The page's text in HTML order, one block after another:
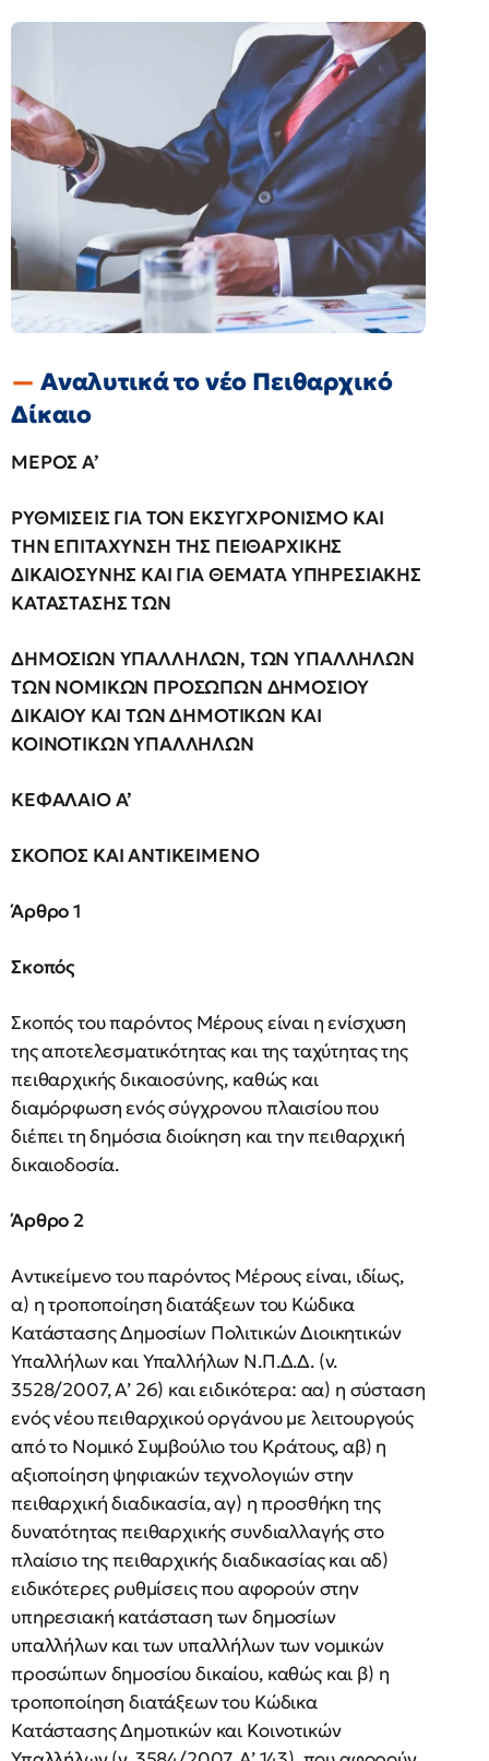
Αναλυτικά το νέο Πειθαρχικό
Δίκαιο
ΜΕΡΟΣ Α’
ΡΥΘΜΙΣΕΙΣ ΓΙΑ ΤΟΝ ΕΚΣΥΓΧΡΟΝΙΣΜΟ ΚΑΙ
ΤΗΝ ΕΠΙΤΑΧΥΝΣΗ ΤΗΣ ΠΕΙΘΑΡΧΙΚΗΣ
ΔΙΚΑΙΟΣΥΝΗΣ ΚΑΙ ΓΙΑ ΘΕΜΑΤΑ ΥΠΗΡΕΣΙΑΚΗΣ
ΚΑΤΑΣΤΑΣΗΣ ΤΩΝ
ΔΗΜΟΣΙΩΝ ΥΠΑΛΛΗΛΩΝ, ΤΩΝ ΥΠΑΛΛΗΛΩΝ
ΤΩΝ ΝΟΜΙΚΩΝ ΠΡΟΣΩΠΩΝ ΔΗΜΟΣΙΟΥ
ΔΙΚΑΙΟΥ ΚΑΙ ΤΩΝ ΔΗΜΟΤΙΚΩΝ ΚΑΙ
ΚΟΙΝΟΤΙΚΩΝ ΥΠΑΛΛΗΛΩΝ
ΚΕΦΑΛΑΙΟ Α’
ΣΚΟΠΟΣ ΚΑΙ ΑΝΤΙΚΕΙΜΕΝΟ
Άρθρο 1
Σκοπός
Σκοπός του παρόντος Μέρους είναι η ενίσχυση
της αποτελεσματικότητας και της ταχύτητας της
πειθαρχικής δικαιοσύνης, καθώς και
διαμόρφωση ενός σύγχρονου πλαισίου που
διέπει τη δημόσια διοίκηση και την πειθαρχική
δικαιοδοσία.
Άρθρο 2
Αντικείμενο του παρόντος Μέρους είναι, ιδίως,
α) η τροποποίηση διατάξεων του Κώδικα
Κατάστασης Δημοσίων Πολιτικών Διοικητικών
Υπαλλήλων και Υπαλλήλων Ν.Π.Δ.Δ. (ν.
3528/2007, Α’ 26) και ειδικότερα: αα) η σύσταση
ενός νέου πειθαρχικού οργάνου με λειτουργούς
από το Νομικό Συμβούλιο του Κράτους, αβ) η
αξιοποίηση ψηφιακών τεχνολογιών στην
πειθαρχική διαδικασία, αγ) η προσθήκη της
δυνατότητας πειθαρχικής συνδιαλλαγής στο
πλαίσιο της πειθαρχικής διαδικασίας και αδ)
ειδικότερες ρυθμίσεις που αφορούν στην
υπηρεσιακή κατάσταση των δημοσίων
υπαλλήλων και των υπαλλήλων των νομικών
προσώπων δημοσίου δικαίου, καθώς και β) η
τροποποίηση διατάξεων του Κώδικα
Κατάστασης Δημοτικών και Κοινοτικών